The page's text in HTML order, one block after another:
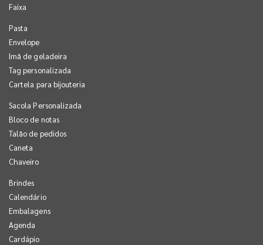
Faixa
Pasta
Envelope
Imã de geladeira
Tag personalizada
Cartela para bijouteria
Sacola Personalizada
Bloco de notas
Talão de pedidos
Caneta
Chaveiro
Brindes
Calendário
Embalagens
Agenda
Cardápio